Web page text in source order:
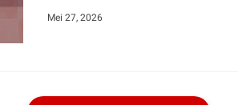
Mei 27, 2026